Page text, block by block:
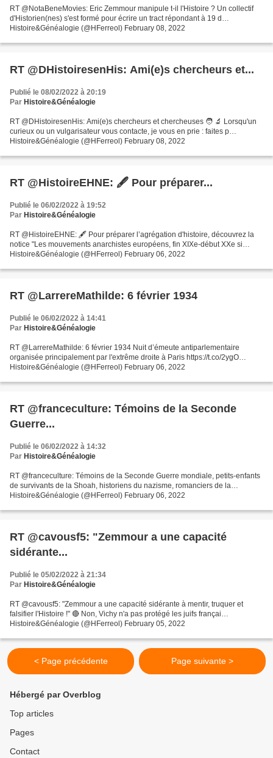
RT @NotaBeneMovies: Eric Zemmour manipule t-il l'Histoire ? Un collectif
d'Historien(nes) s'est formé pour écrire un tract répondant à 19 d…
Histoire&Généalogie (@HFerreol) February 08, 2022
RT @DHistoiresenHis: Ami(e)s chercheurs et...
Publié le 08/02/2022 à 20:19
Par Histoire&Généalogie
RT @DHistoiresenHis: Ami(e)s chercheurs et chercheuses 🧑 🔬 Lorsqu'un
curieux ou un vulgarisateur vous contacte, je vous en prie : faites p…
Histoire&Généalogie (@HFerreol) February 08, 2022
RT @HistoireEHNE: 🖋 Pour préparer...
Publié le 06/02/2022 à 19:52
Par Histoire&Généalogie
RT @HistoireEHNE: 🖋 Pour préparer l’agrégation d'histoire, découvrez la
notice "Les mouvements anarchistes européens, fin XIXe-début XXe si…
Histoire&Généalogie (@HFerreol) February 06, 2022
RT @LarrereMathilde: 6 février 1934
Publié le 06/02/2022 à 14:41
Par Histoire&Généalogie
RT @LarrereMathilde: 6 février 1934 Nuit d’émeute antiparlementaire
organisée principalement par l'extrême droite à Paris https://t.co/2ygO…
Histoire&Généalogie (@HFerreol) February 06, 2022
RT @franceculture: Témoins de la Seconde
Guerre...
Publié le 06/02/2022 à 14:32
Par Histoire&Généalogie
RT @franceculture: Témoins de la Seconde Guerre mondiale, petits-enfants
de survivants de la Shoah, historiens du nazisme, romanciers de la…
Histoire&Généalogie (@HFerreol) February 06, 2022
RT @cavousf5: "Zemmour a une capacité
sidérante...
Publié le 05/02/2022 à 21:34
Par Histoire&Généalogie
RT @cavousf5: "Zemmour a une capacité sidérante à mentir, truquer et
falsifier l'Histoire !" 🔴 Non, Vichy n'a pas protégé les juifs françai…
Histoire&Généalogie (@HFerreol) February 05, 2022
< Page précédente Page suivante >
Hébergé par Overblog
Top articles
Pages
Contact